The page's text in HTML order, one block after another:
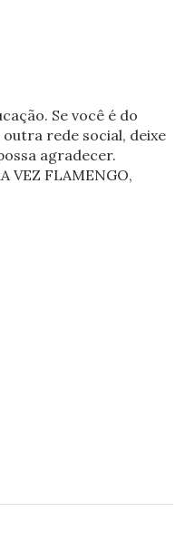
Se você é do
rede social, deixe
agradecer.
VEZ FLAMENGO,